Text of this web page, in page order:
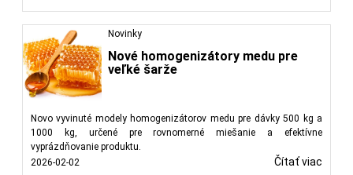
Novinky
Nové homogenizátory medu pre
veľké šarže
Novo vyvinuté modely homogenizátorov medu pre dávky 500 kg a
1000 kg, určené pre rovnomerné miešanie a efektívne
vyprázdňovanie produktu.
2026-02-02
Čítať viac